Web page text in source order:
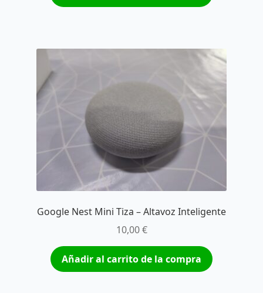
Google Nest Mini Tiza – Altavoz Inteligente
10,00€
Añadir al carrito de la compra